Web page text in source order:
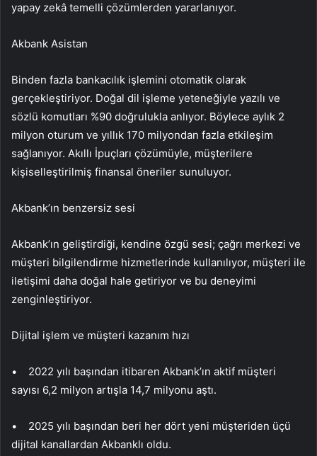
yapay zekâ temelli çözümlerden yararlanıyor.
Akbank Asistan
Binden fazla bankacılık işlemini otomatik olarak
gerçekleştiriyor. Doğal dil işleme yeteneğiyle yazılı ve
sözlü komutları %90 doğrulukla anlıyor. Böylece aylık 2
milyon oturum ve yıllık 170 milyondan fazla etkileşim
sağlanıyor. Akıllı İpuçları çözümüyle, müşterilere
kişiselleştirilmiş finansal öneriler sunuluyor.
Akbank’ın benzersiz sesi
Akbank’ın geliştirdiği, kendine özgü sesi; çağrı merkezi ve
müşteri bilgilendirme hizmetlerinde kullanılıyor, müşteri ile
iletişimi daha doğal hale getiriyor ve bu deneyimi
zenginleştiriyor.
Dijital işlem ve müşteri kazanım hızı
• 2022 yılı başından itibaren Akbank’ın aktif müşteri
sayısı 6,2 milyon artışla 14,7 milyonu aştı.
• 2025 yılı başından beri her dört yeni müşteriden üçü
dijital kanallardan Akbanklı oldu.